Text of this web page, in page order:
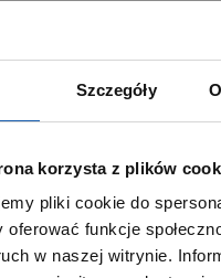
Szczegóły
korzysta z plików
pliki cookie do
oferować funkcje
w naszej witrynie.
i wartości Grupy Zibi